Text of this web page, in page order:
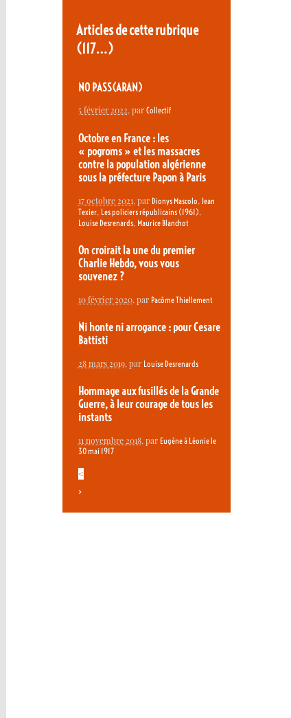
Articles de cette rubrique
(117…)
NO PASS(ARAN)
5 février 2022, par Collectif
Octobre en France : les
« pogroms » et les massacres
contre la population algérienne
sous la préfecture Papon à Paris
17 octobre 2021, par Dionys Mascolo, Jean
Texier, Les policiers républicains (1961),
Louise Desrenards, Maurice Blanchot
On croirait la une du premier
Charlie Hebdo, vous vous
souvenez ?
10 février 2020, par Pacôme Thiellement
Ni honte ni arrogance : pour Cesare
Battisti
28 mars 2019, par Louise Desrenards
Hommage aux fusillés de la Grande
Guerre, à leur courage de tous les
instants
11 novembre 2018, par Eugène à Léonie le
30 mai 1917
<
>